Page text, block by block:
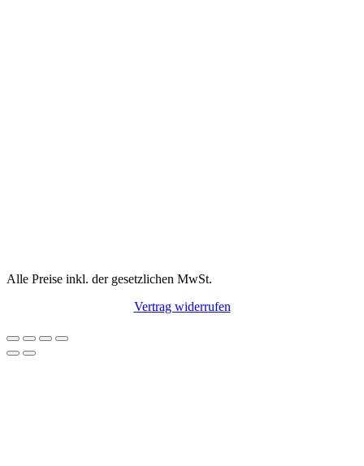
Alle Preise inkl. der gesetzlichen MwSt.
Vertrag widerrufen